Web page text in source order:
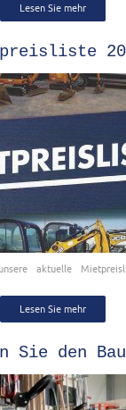
Lesen Sie mehr
aktuelle
Lesen Sie mehr
Sie den